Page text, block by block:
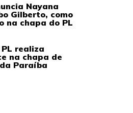
Nayana
Gilberto, como
na chapa do PL
PL realiza
na chapa de
Paraíba